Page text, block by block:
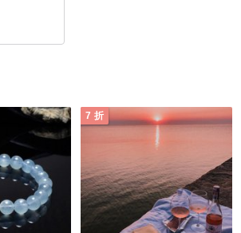
7 折